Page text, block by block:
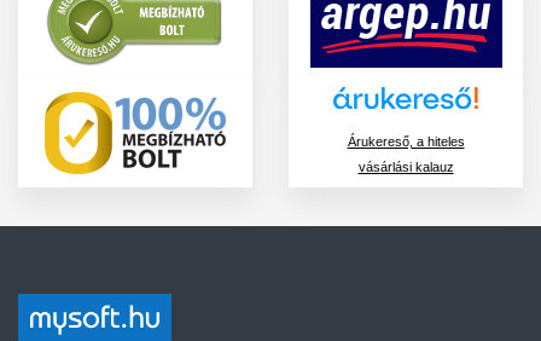
Árukereső, a hiteles
vásárlási kalauz